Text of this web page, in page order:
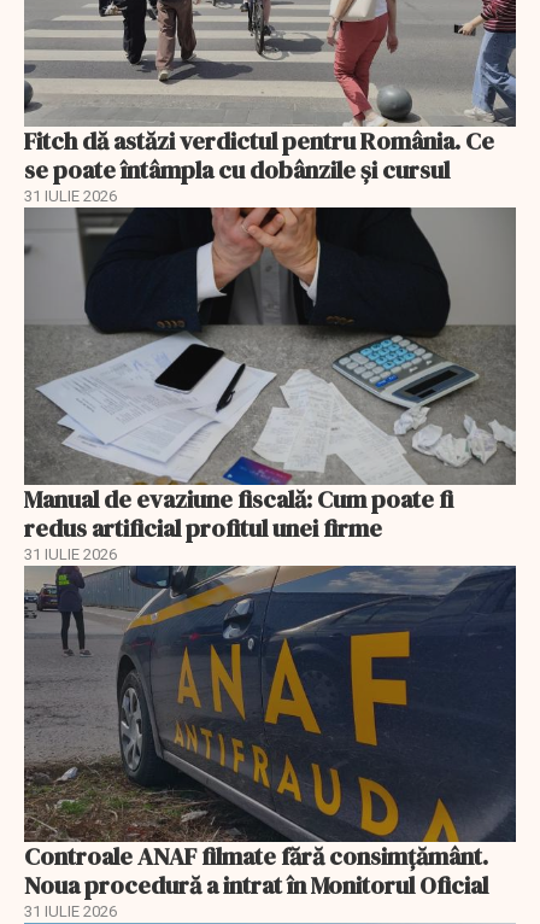
Fitch dă astăzi verdictul pentru România. Ce
se poate întâmpla cu dobânzile și cursul
31 IULIE 2026
Manual de evaziune fiscală: Cum poate fi
redus artificial profitul unei firme
31 IULIE 2026
Controale ANAF filmate fără consimțământ.
Noua procedură a intrat în Monitorul Oficial
31 IULIE 2026